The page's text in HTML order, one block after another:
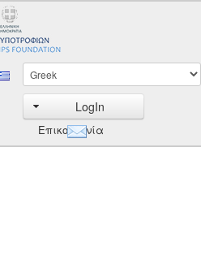
LogIn
Επικοινωνία